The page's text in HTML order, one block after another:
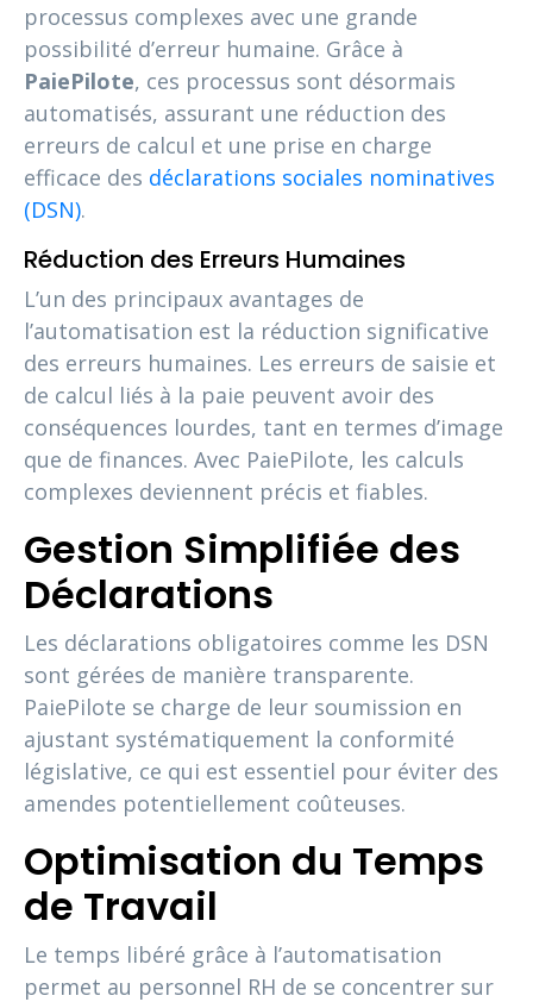
processus complexes avec une grande
possibilité d’erreur humaine. Grâce à
PaiePilote, ces processus sont désormais
automatisés, assurant une réduction des
erreurs de calcul et une prise en charge
efficace des déclarations sociales nominatives
(DSN).
Réduction des Erreurs Humaines
L’un des principaux avantages de
l’automatisation est la réduction significative
des erreurs humaines. Les erreurs de saisie et
de calcul liés à la paie peuvent avoir des
conséquences lourdes, tant en termes d’image
que de finances. Avec PaiePilote, les calculs
complexes deviennent précis et fiables.
Gestion Simplifiée des
Déclarations
Les déclarations obligatoires comme les DSN
sont gérées de manière transparente.
PaiePilote se charge de leur soumission en
ajustant systématiquement la conformité
législative, ce qui est essentiel pour éviter des
amendes potentiellement coûteuses.
Optimisation du Temps
de Travail
Le temps libéré grâce à l’automatisation
permet au personnel RH de se concentrer sur